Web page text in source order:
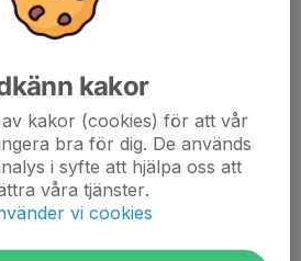
kakor
kakor (cookies) för att vår
bra för dig. De används
i syfte att hjälpa oss att
våra tjänster.
vi cookies